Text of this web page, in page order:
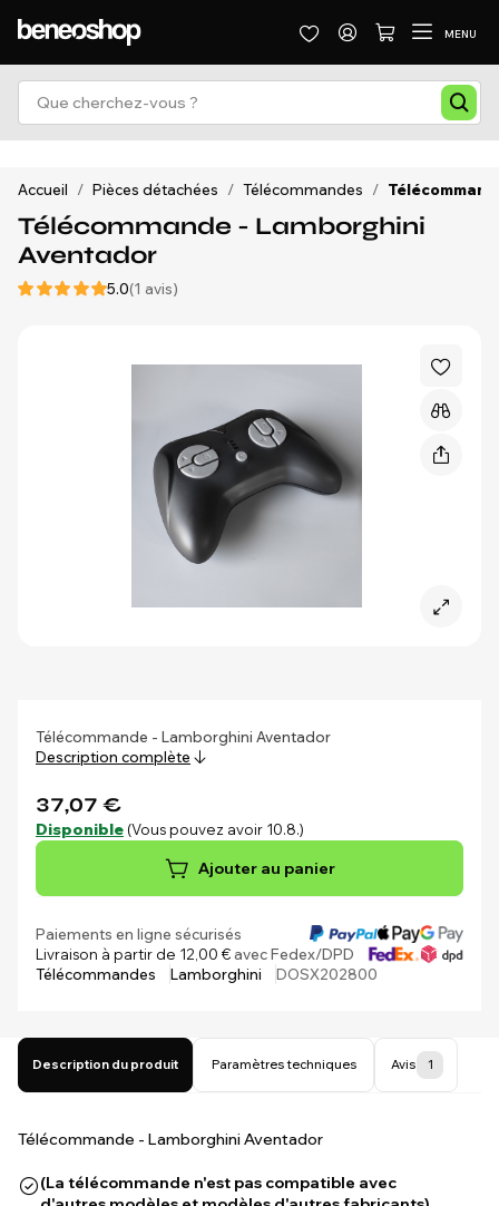
MENU
Accueil / Pièces détachées / Télécommandes /
Télécommande - Lamborghini
Aventador
5.0(1 avis)
Télécommande - Lamborghini Aventador
Description complète
37,07 €
Disponible (Vous pouvez avoir 10.8.)
Ajouter au panier
Paiements en ligne sécurisés
Livraison à partir de 12,00 €avec Fedex/DPD
Télécommandes
Lamborghini DOSX202800
Description du produit Paramètres techniques Avis 1
Télécommande - Lamborghini Aventador
(La télécommande n'est pas compatible avec